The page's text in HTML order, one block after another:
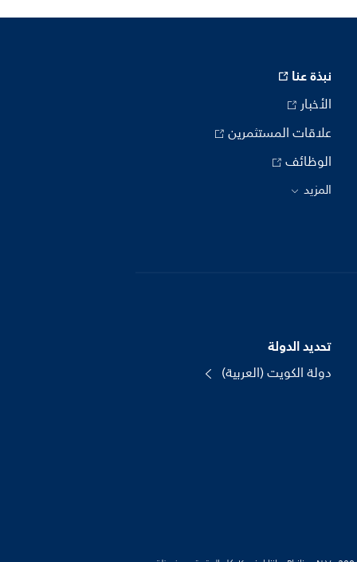
نبذة عنا
الأخبار
علاقات المستثمرين
الوظائف
المزيد
تحديد الدولة
دولة الكويت (العربية)